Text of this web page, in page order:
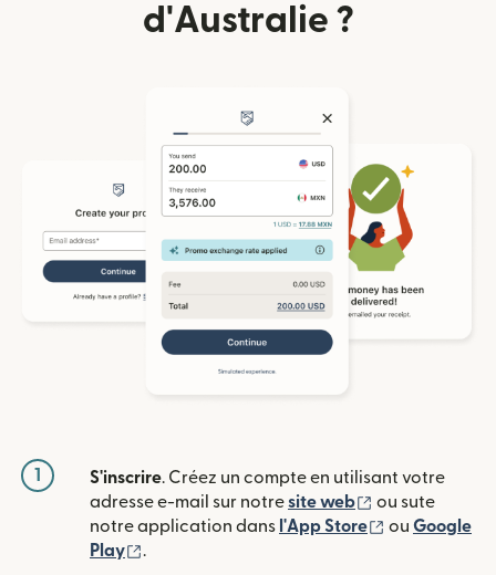
d'Australie ?
1 S'inscrire. Créez un compte en utilisant votre
adresse e-mail sur notresite web (s'ouvre dans
ou sute
notre application dans l'App Store (s'ouvre
ou Google
Play
.